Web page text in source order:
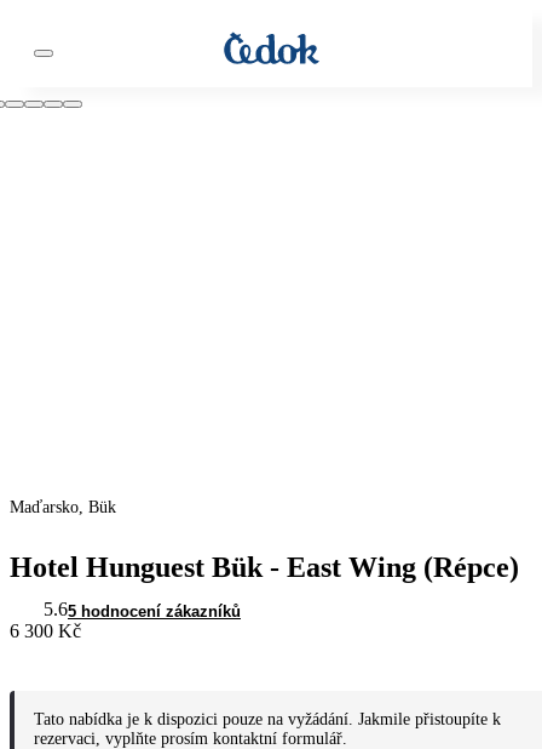
Maďarsko, Bük
Hotel Hunguest Bük - East Wing (Répce)
5.65 hodnocení zákazníků
6 300 Kč
Tato nabídka je k dispozici pouze na vyžádání. Jakmile přistoupíte k
rezervaci, vyplňte prosím kontaktní formulář.